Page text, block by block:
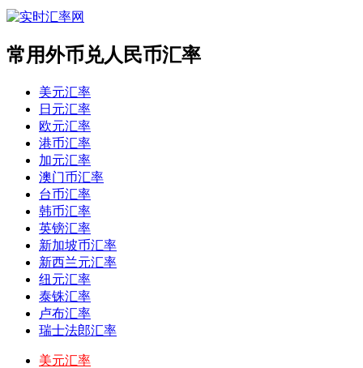
常用外币兑人民币汇率
美元汇率
日元汇率
欧元汇率
港币汇率
加元汇率
澳门币汇率
台币汇率
韩币汇率
英镑汇率
新加坡币汇率
新西兰元汇率
纽元汇率
泰铢汇率
卢布汇率
瑞士法郎汇率
美元汇率